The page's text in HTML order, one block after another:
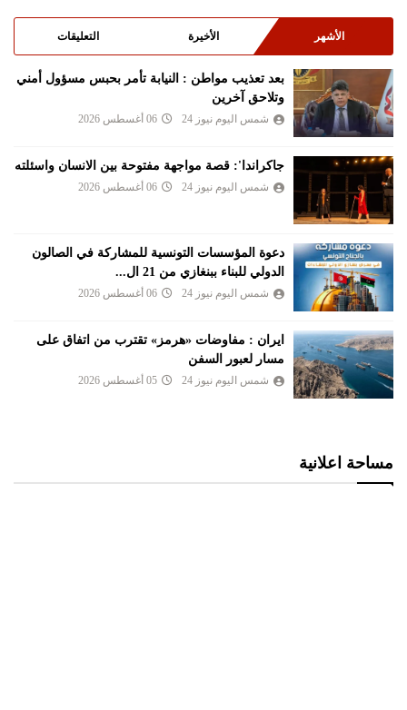
الأشهر الأخيرة التعليقات
بعد تعذيب مواطن : النيابة تأمر بحبس مسؤول أمني
وتلاحق آخرين
شمس اليوم نيوز 24 06 أغسطس 2026
جاكراندا': قصة مواجهة مفتوحة بين الانسان واسئلته
شمس اليوم نيوز 24 06 أغسطس 2026
دعوة المؤسسات التونسية للمشاركة في الصالون
الدولي للبناء ببنغازي من 21 ال...
شمس اليوم نيوز 24 06 أغسطس 2026
ايران : مفاوضات «هرمز» تقترب من اتفاق على
مسار لعبور السفن
شمس اليوم نيوز 24 05 أغسطس 2026
مساحة اعلانية